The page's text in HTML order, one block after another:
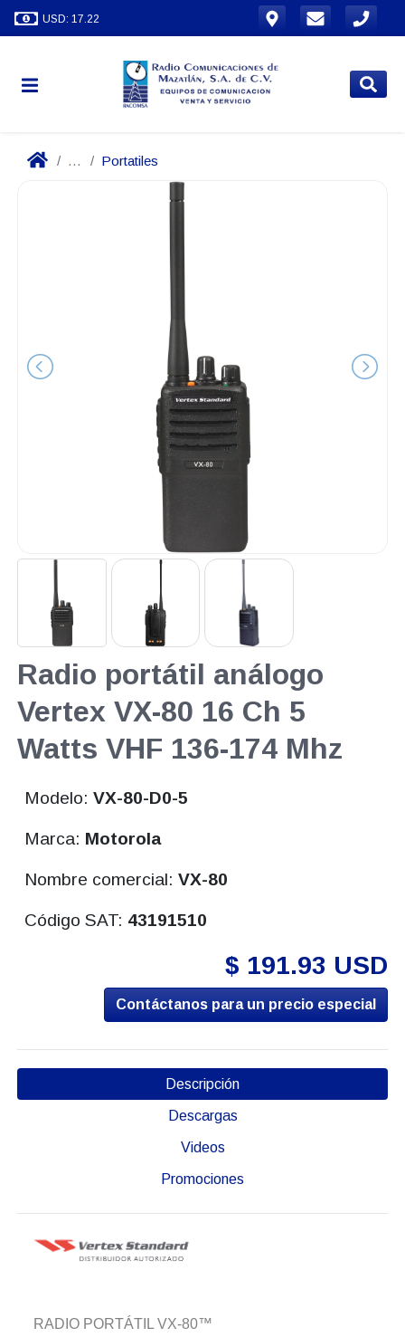
USD: 17.22
... Portatiles
Radio portátil análogo
Vertex VX-80 16 Ch 5
Watts VHF 136-174 Mhz
Modelo:VX-80-D0-5
Marca: Motorola
Nombre comercial:VX-80
Código SAT: 43191510
$ 191.93 USD
Contáctanos para un precio especial
Descripción
Descargas
Videos
Promociones
RADIO PORTÁTIL VX-80™